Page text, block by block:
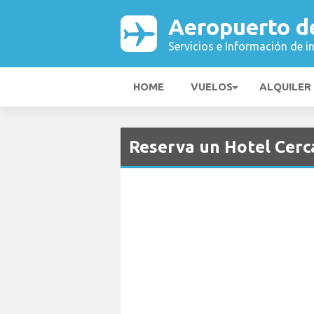
Aeropuerto
Servicios e Información de
HOME VUELOS ALQUILER
Reserva un Hotel